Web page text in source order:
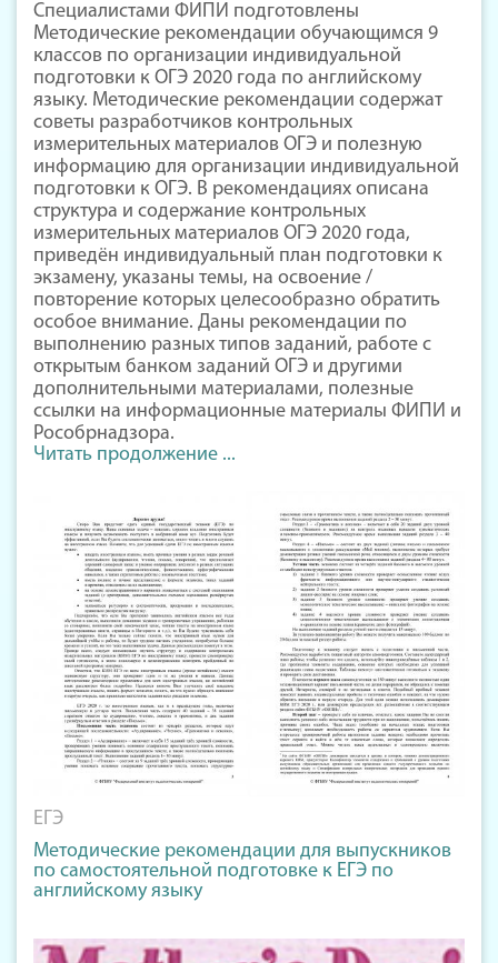
Специалистами ФИПИ подготовлены
Методические рекомендации обучающимся 9
классов по организации индивидуальной
подготовки к ОГЭ 2020 года по английскому
языку. Методические рекомендации содержат
советы разработчиков контрольных
измерительных материалов ОГЭ и полезную
информацию для организации индивидуальной
подготовки к ОГЭ. В рекомендациях описана
структура и содержание контрольных
измерительных материалов ОГЭ 2020 года,
приведён индивидуальный план подготовки к
экзамену, указаны темы, на освоение /
повторение которых целесообразно обратить
особое внимание. Даны рекомендации по
выполнению разных типов заданий, работе с
открытым банком заданий ОГЭ и другими
дополнительными материалами, полезные
ссылки на информационные материалы ФИПИ и
Рособрнадзора.
Читать продолжение ...
ЕГЭ
Методические рекомендации для выпускников
по самостоятельной подготовке к ЕГЭ по
английскому языку